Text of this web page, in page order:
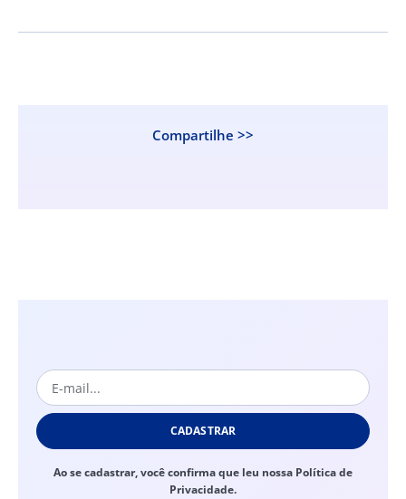
Compartilhe >>
CADASTRAR
Ao se cadastrar, você confirma que leu nossa Política de
Privacidade.